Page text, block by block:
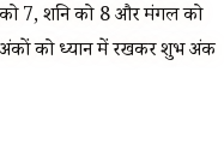
7, शनि को 8 और मंगल को
अंकों को ध्यान में रखकर शुभ अंक